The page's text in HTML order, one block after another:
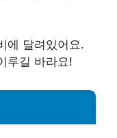
에 달려있어요.
루길 바라요!